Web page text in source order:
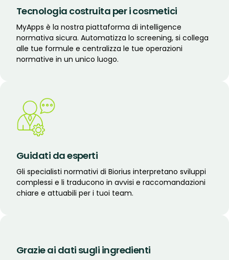
Tecnologia costruita per i cosmetici
MyApps è la nostra piattaforma di intelligence
normativa sicura. Automatizza lo screening, si collega
alle tue formule e centralizza le tue operazioni
normative in un unico luogo.
Guidati da esperti
Gli specialisti normativi di Biorius interpretano sviluppi
complessi e li traducono in avvisi e raccomandazioni
chiare e attuabili per i tuoi team.
Grazie ai dati sugli ingredienti